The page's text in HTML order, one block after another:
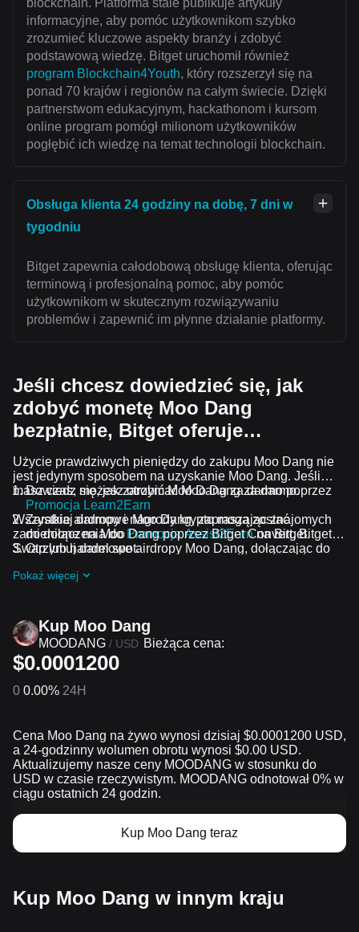
informacyjne, aby pomóc użytkownikom szybko
zrozumieć kluczowe aspekty branży i zdobyć
podstawową wiedzę. Bitget uruchomił również
program Blockchain4Youth, który rozszerzył się na
ponad 70 krajów i regionów na całym świecie. Dzięki
partnerstwom edukacyjnym, hackathonom i kursom
online program pomógł milionom użytkowników
pogłębić ich wiedzę na temat technologii blockchain.
Obsługa klienta 24 godziny na dobę, 7 dni w
tygodniu
Bitget zapewnia całodobową obsługę klienta, oferując
terminową i profesjonalną pomoc, aby pomóc
użytkownikom w skutecznym rozwiązywaniu
problemów i zapewnić im płynne działanie platformy.
Jeśli chcesz dowiedzieć się, jak
zdobyć monetę Moo Dang
bezpłatnie, Bitget oferuje…
Użycie prawdziwych pieniędzy do zakupu Moo Dang nie
jest jedynym sposobem na uzyskanie Moo Dang. Jeśli
masz czas, możesz otrzymać Moo Dang za darmo.
Dowiedz się, jak zarobić Moo Dang za darmo poprzez
Promocja Learn2Earn
Zarabiaj darmowe Moo Dang, zapraszając znajomych
do dołączenia do Promocja Assist2Earnna Bitget.
Otrzymuj darmowe airdropy Moo Dang, dołączając do
Wszystkie airdropy i nagrody krypto mogą zostać
zamienione na Moo Dang poprzez Bitget Convert, Bitget
Swap lub handel spot.
Pokaż więcej
Kup Moo Dang
MOODANG / USD Bieżąca cena:
$0.0001200
0 0.00% 24H
Cena Moo Dang na żywo wynosi dzisiaj $0.0001200 USD,
a 24-godzinny wolumen obrotu wynosi $0.00 USD.
Aktualizujemy nasze ceny MOODANG w stosunku do
USD w czasie rzeczywistym. MOODANG odnotował 0% w
ciągu ostatnich 24 godzin.
Kup Moo Dang teraz
Kup Moo Dang w innym kraju